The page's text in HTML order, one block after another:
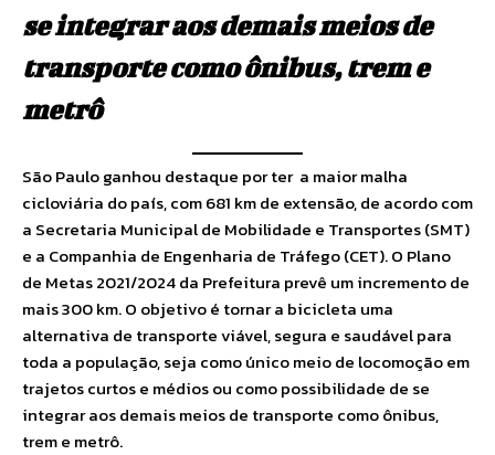
se integrar aos demais meios de
transporte como ônibus, trem e
metrô
São Paulo ganhou destaque por ter a maior malha
cicloviária do país, com 681 km de extensão, de acordo com
a Secretaria Municipal de Mobilidade e Transportes (SMT)
e a Companhia de Engenharia de Tráfego (CET). O Plano
de Metas 2021/2024 da Prefeitura prevê um incremento de
mais 300 km. O objetivo é tornar a bicicleta uma
alternativa de transporte viável, segura e saudável para
toda a população, seja como único meio de locomoção em
trajetos curtos e médios ou como possibilidade de se
integrar aos demais meios de transporte como ônibus,
trem e metrô.